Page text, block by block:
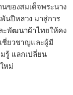
ของสมเด็จพระนาง
นปีหลวง มาสู่การ
ะพัฒนาผ้าไทยให้คง
ชี่ยวชาญและผู้มี
รู้ แลกเปลี่ยน
หม่